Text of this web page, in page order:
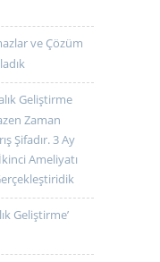
ve Çözüm
Geliştirme
Zaman
Şifadır. 3 Ay
Ameliyatı
Geliştirme’